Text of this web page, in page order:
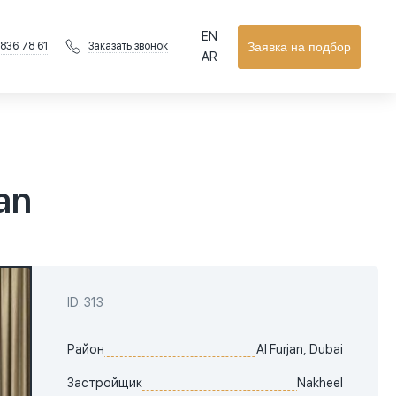
78 61 Заказать звонок Заявка на подбор
EN
AR
ID: 313
Район Al Furjan, Dubai
Застройщик Nakheel